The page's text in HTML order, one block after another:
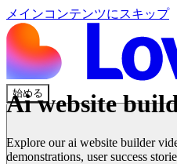
メインコンテンツにスキップ
始める
Ai website
Explore ourai website builder
demonstrations, user success